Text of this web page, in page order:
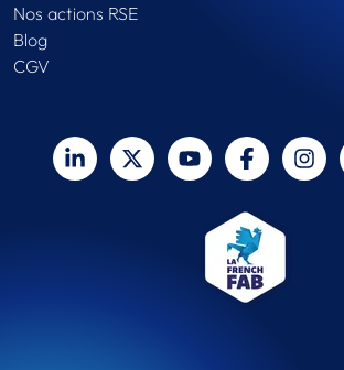
Nos actions RSE
Blog
CGV